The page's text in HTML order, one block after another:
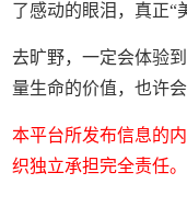
了感动的眼泪，真正“
去旷野，一定会体验
量生命的价值，也许
本平台所发布信息的
织独立承担完全责任。